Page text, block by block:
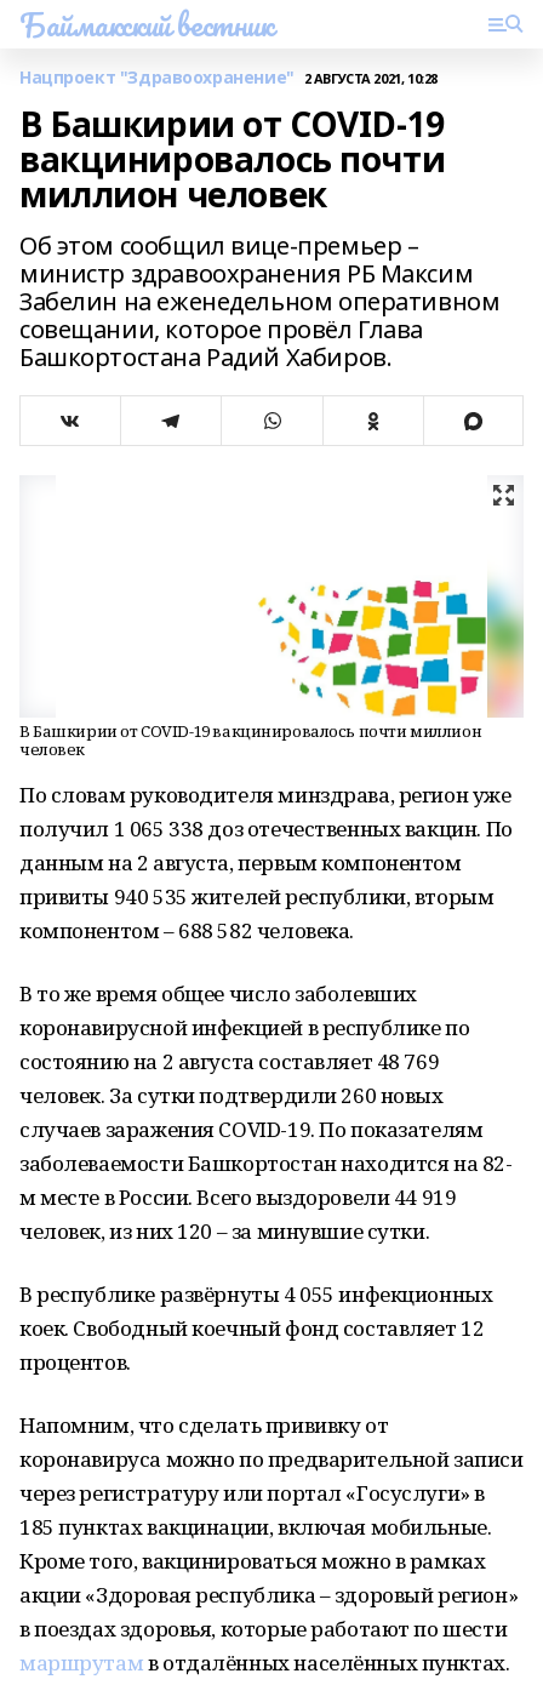
Баймакский вестник
Нацпроект "Здравоохранение" 2 АВГУСТА 2021, 10:28
В Башкирии от COVID-19
вакцинировалось почти
миллион человек
Об этом сообщил вице-премьер –
министр здравоохранения РБ Максим
Забелин на еженедельном оперативном
совещании, которое провёл Глава
Башкортостана Радий Хабиров.
В Башкирии от COVID-19 вакцинировалось почти миллион
человек
По словам руководителя минздрава, регион уже
получил 1 065 338 доз отечественных вакцин. По
данным на 2 августа, первым компонентом
привиты 940 535 жителей республики, вторым
компонентом – 688 582 человека.
В то же время общее число заболевших
коронавирусной инфекцией в республике по
состоянию на 2 августа составляет 48 769
человек. За сутки подтвердили 260 новых
случаев заражения COVID-19. По показателям
заболеваемости Башкортостан находится на 82-
м месте в России. Всего выздоровели 44 919
человек, из них 120 – за минувшие сутки.
В республике развёрнуты 4 055 инфекционных
коек. Свободный коечный фонд составляет 12
процентов.
Напомним, что сделать прививку от
коронавируса можно по предварительной записи
через регистратуру или портал «Госуслуги» в
185 пунктах вакцинации, включая мобильные.
Кроме того, вакцинироваться можно в рамках
акции «Здоровая республика – здоровый регион»
в поездах здоровья, которые работают по шести
маршрутамв отдалённых населённых пунктах.